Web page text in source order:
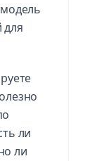
для
ли
ли